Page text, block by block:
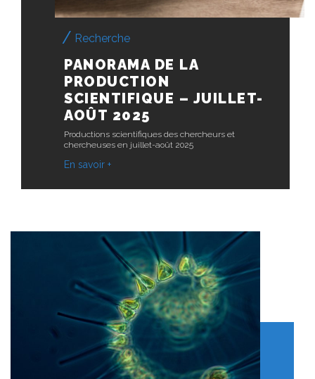
Recherche
PANORAMA DE LA
PRODUCTION
SCIENTIFIQUE – JUILLET-
AOÛT 2025
Productions scientifiques des chercheurs et
chercheuses en juillet-août 2025
En savoir +